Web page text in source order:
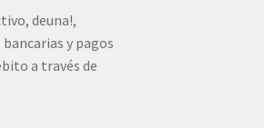
deuna!,
y pagos
a través de